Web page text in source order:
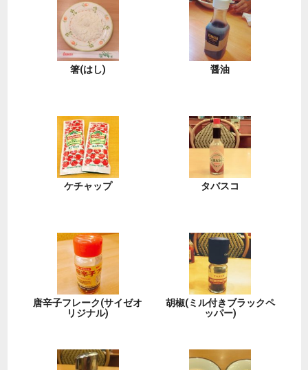
箸(はし) 醤油
ケチャップ タバスコ
唐辛子フレーク(サイゼオ
リジナル)
胡椒(ミル付きブラックペ
ッパー)